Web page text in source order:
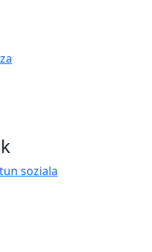
soziala